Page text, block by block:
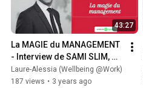
43:27
La MAGIE du MANAGEMENT
- Interview de SAMI SLIM,
CEO Telehouse France -
Pensées à Voix Haute
Laure-Alessia (Wellbeing @Work)
187 views • 3 years ago